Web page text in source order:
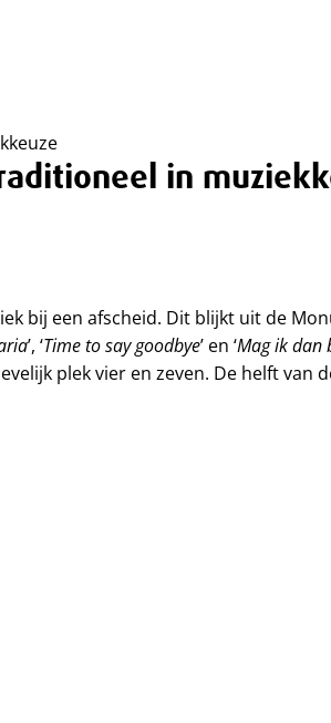
in
bij een afscheid. Dit blijkt uit de
’, ‘Time to say goodbye’ en ‘Mag ik dan
plek vier en zeven. De helft